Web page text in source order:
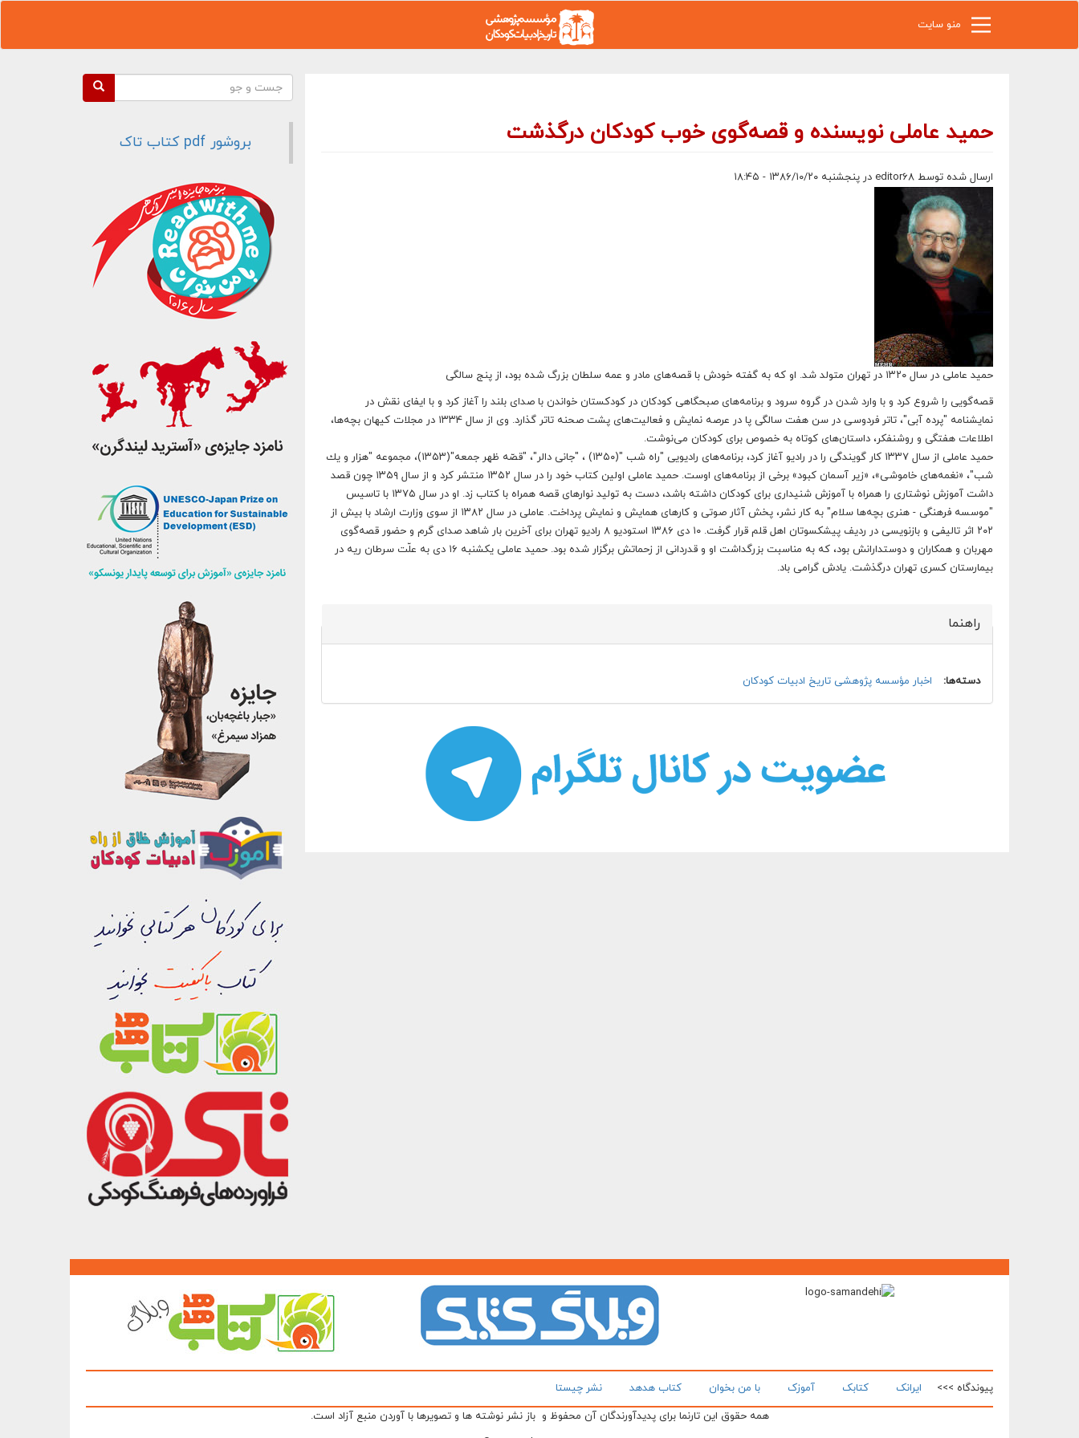
منو سایت
حميد عاملى نويسنده و قصه‌گوى خوب كودكان درگذشت
ارسال شده توسط editor68 در پنجشنبه ۱۳۸۶/۱۰/۲۰ - ۱۸:۴۵
حميد عاملى در سال ۱۳۲۰ در تهران متولد شد. او كه به گفته خودش با قصه‌هاى مادر و عمه سلطان بزرگ شده بود، از پنج سالگى
قصه‌گويى را شروع كرد و با وارد شدن در گروه سرود و برنامه‌هاى صبحگاهى كودكان در كودكستان خواندن با صداى بلند را آغاز كرد و با ايفاى نقش در
نمايشنامه "پرده آبى"، تاتر فردوسى در سن هفت سالگى پا در عرصه نمايش و فعاليت‌هاى پشت صحنه تاتر گذارد. وی از سال ۱۳۳۴ در مجلات کیهان بچه‌ها،
اطلاعات هفتگی و روشنفکر، داستان‌های کوتاه به خصوص برای کودکان می‌نوشت.
حمید عاملی از سال ۱۳۳۷ كار گویندگی را در رادیو آغاز كرد، برنامه‌هاى راديويى "راه شب "(۱۳۵۰) ، "جانی دالر"، "قصّه ظهر جمعه"(۱۳۵۳)، مجموعه "هزار و یك
شب"، «نغمه‌هاى خاموشى»، «زير آسمان كبود» برخى از برنامه‌هاى اوست. حميد عاملى اولين كتاب خود را در سال ۱۳۵۲ منتشر كرد و از سال ۱۳۵۹ چون قصد
داشت آموزش نوشتارى را همراه با آموزش شنيدارى براى كودكان داشته باشد، دست به توليد نوارهاى قصه همراه با كتاب زد. او در سال ۱۳۷۵ با تاسيس
"موسسه فرهنگى - هنرى بچه‌ها سلام" به كار نشر، پخش آثار صوتى و كارهاى همايش و نمايش پرداخت. عاملی در سال ۱۳۸۲ از سوی وزارت ارشاد با بيش از
۲۰۲ اثر تاليفى و بازنويسى در ردیف پیشکسوتان اهل قلم قرار گرفت. ۱۰ دى ۱۳۸۶ استوديو ۸ راديو تهران براى آخرين بار شاهد صداى گرم و حضور قصه‌گوى
مهربان و همكاران و دوستدارانش بود، كه به مناسبت بزرگداشت او و قدردانى از زحماتش برگزار شده بود. حميد عاملى يكشنبه ۱۶ دى به علّت سرطان ریه در
بیمارستان كسری تهران درگذشت. يادش گرامى باد.
پنهان کن
راهنما
دسته‌ها: اخبار مؤسسه پژوهشی تاریخ ادبیات کودکان
فرم جستجو
بروشور pdf کتاب تاک
پیوندگاه >>> ایرانک کتابک آموزک با من بخوان کتاب هدهد
نشر چیستا
همه حقوق این تارنما برای پدیدآورندگان آن محفوظ و باز نشر نوشته ها و تصویرها با آوردن منبع آزاد است.